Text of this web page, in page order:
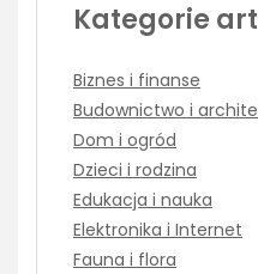
Kategorie
Biznes i finanse
Budownictwo i
Dom i ogród
Dzieci i rodzina
Edukacja i nauka
Elektronika i Internet
Fauna i flora